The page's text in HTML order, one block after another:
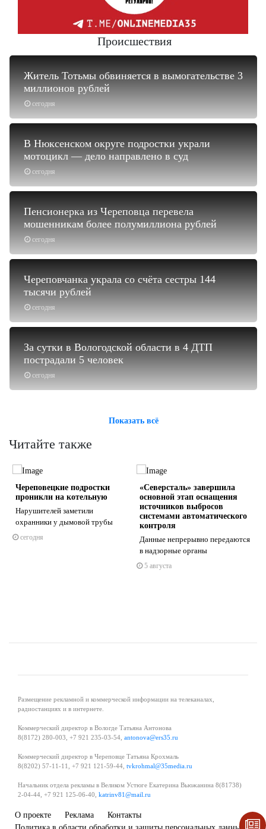
Происшествия
сегодня
Житель Тотьмы обвиняется в вымогательстве 3
миллионов рублей
сегодня
В Нюксенском округе подростки украли
мотоцикл — дело направлено в суд
сегодня
Пенсионерка из Череповца перевела
мошенникам более полумиллиона рублей
сегодня
Череповчанка украла со счёта сестры 144
тысячи рублей
сегодня
За сутки в Вологодской области в 4 ДТП
пострадали 5 человек
Показать всё
Читайте также
Череповецкие подростки
проникли на котельную
Нарушителей заметили
охранники у дымовой трубы
сегодня
«Северсталь» завершила
основной этап оснащения
источников выбросов
системами автоматического
контроля
Данные непрерывно передаются
в надзорные органы
5 августа
Размещение рекламной и коммерческой информации на телеканалах,
радиостанциях и в интернете.
Коммерческий директор в Вологде Татьяна Антонова
8(8172) 280-003, +7 921 235-03-54, antonova@ers35.ru
Коммерческий директор в Череповце Татьяна Крохмаль
8(8202) 57-11-11, +7 921 121-59-44, tvkrohmal@35media.ru
Начальник отдела рекламы в Великом Устюге Екатерина Вьюжанина 8(81738)
2-04-44, +7 921 125-06-40, katrinv81@mail.ru
О проекте Реклама
Контакты